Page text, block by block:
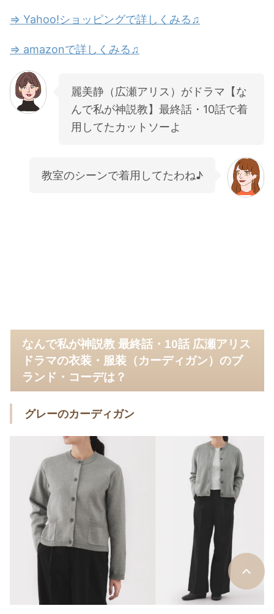
⇒ Yahoo!ショッピングで詳しくみる♫
⇒ amazonで詳しくみる♫
麗美静（広瀬アリス）がドラマ【な
んで私が神説教】最終話・10話で着
用してたカットソーよ
教室のシーンで着用してたわね♪
なんで私が神説教 最終話・10話 広瀬アリス
ドラマの衣装・服装（カーディガン）のブ
ランド・コーデは？
グレーのカーディガン